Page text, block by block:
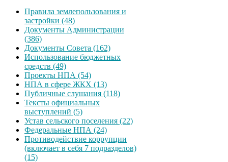
Правила землепользования и
застройки (48)
Документы Администрации
(386)
Документы Совета (162)
Использование бюджетных
средств (49)
Проекты НПА (54)
НПА в сфере ЖКХ (13)
Публичные слушания (118)
Тексты официальных
выступлений (5)
Устав сельского поселения (22)
Федеральные НПА (24)
Противодействие коррупции
(включает в себя 7 подразделов)
(15)